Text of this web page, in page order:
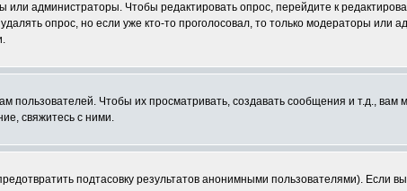
администраторы. Чтобы редактировать опрос, перейдите к
опрос, но если уже кто-то проголосовал, то только модераторы или
Чтобы их просматривать, создавать сообщения и т.д., вам
свяжитесь с ними.
подтасовку результатов анонимными пользователями). Если